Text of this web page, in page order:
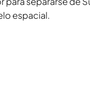
espacial.